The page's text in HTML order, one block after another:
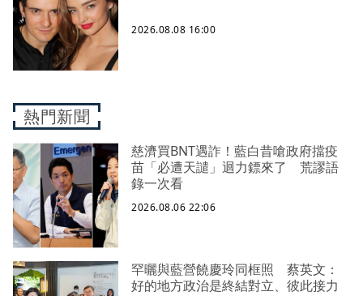
2026.08.08 16:00
熱門新聞
慈濟買BNT遇詐！藍白昔嗆政府擋疫
苗「必遭天譴」迴力鏢來了 荒謬語
錄一次看
2026.08.06 22:06
罕曬與藍營饒慶玲同框照 蔡英文：
好的地方政治是終結對立、彼此接力